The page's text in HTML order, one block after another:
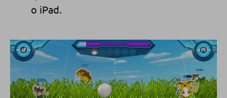
o iPad.